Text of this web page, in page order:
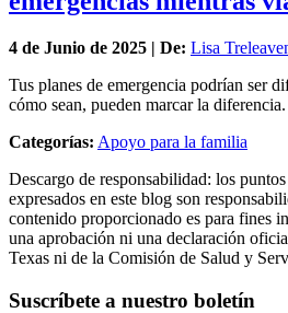
4 de Junio de 2025 | De: Lisa
Tus planes de emergencia podrían ser
cómo sean, pueden marcar la diferencia.
Categorías: Apoyo para la familia
Descargo de responsabilidad: los
expresados en este blog son
contenido proporcionado es para fines
una aprobación ni una declaración
Texas ni de la Comisión de Salud y
Suscríbete a nuestro boletín